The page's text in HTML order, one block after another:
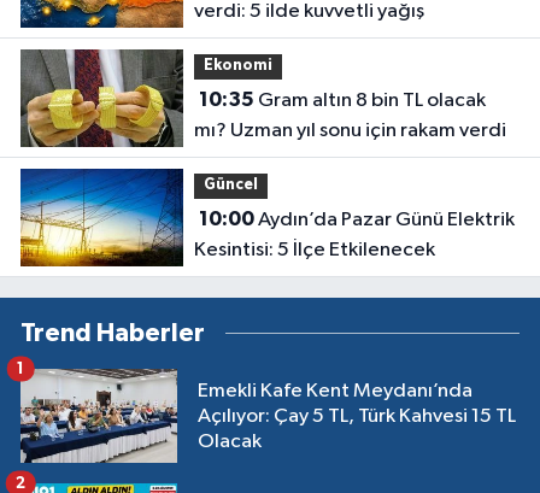
verdi: 5 ilde kuvvetli yağış
Ekonomi
10:35
mı? Uzman yıl sonu için rakam verdi
Güncel
10:00Aydın’da Pazar Günü Elektrik
Kesintisi: 5 İlçe Etkilenecek
Trend Haberler
Emekli Kafe Kent Meydanı’nda
Açılıyor: Çay 5 TL, Türk Kahvesi 15 TL
Olacak
1
2